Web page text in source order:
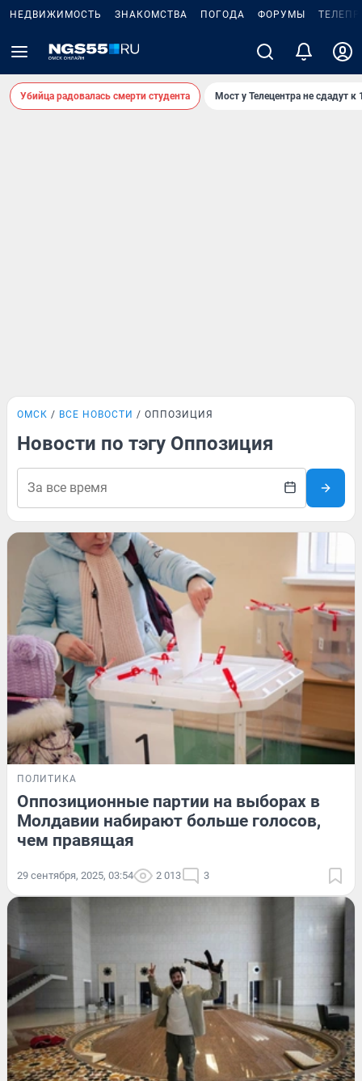
НЕДВИЖИМОСТЬ ЗНАКОМСТВА ПОГОДА ФОРУМЫ
Убийца радовалась смерти студента Мост у Телецентра не сдадут к
ОМСК ВСЕ НОВОСТИ ОППОЗИЦИЯ
Новости по тэгу Оппозиция
ПОЛИТИКА
Оппозиционные партии на выборах в
Молдавии набирают больше голосов,
чем правящая
29 сентября, 2025, 03:54 2 013 3